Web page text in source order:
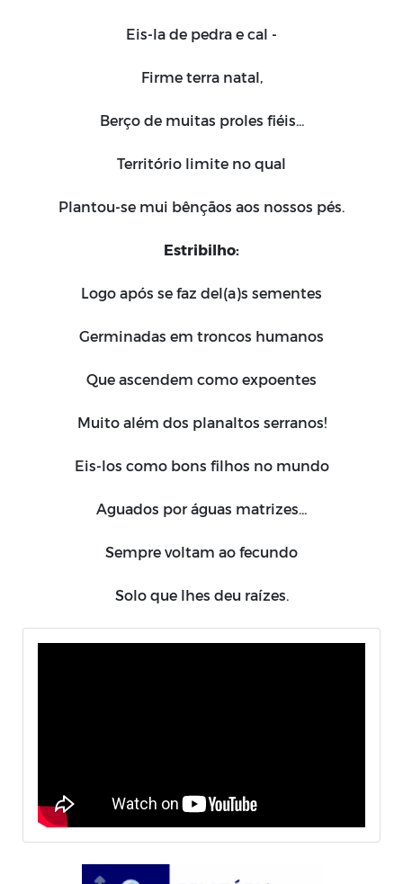
Eis-la de pedra e cal -
Firme terra natal,
Berço de muitas proles fiéis...
Território limite no qual
Plantou-se mui bênçãos aos nossos pés.
Estribilho:
Logo após se faz del(a)s sementes
Germinadas em troncos humanos
Que ascendem como expoentes
Muito além dos planaltos serranos!
Eis-los como bons filhos no mundo
Aguados por águas matrizes...
Sempre voltam ao fecundo
Solo que lhes deu raízes.